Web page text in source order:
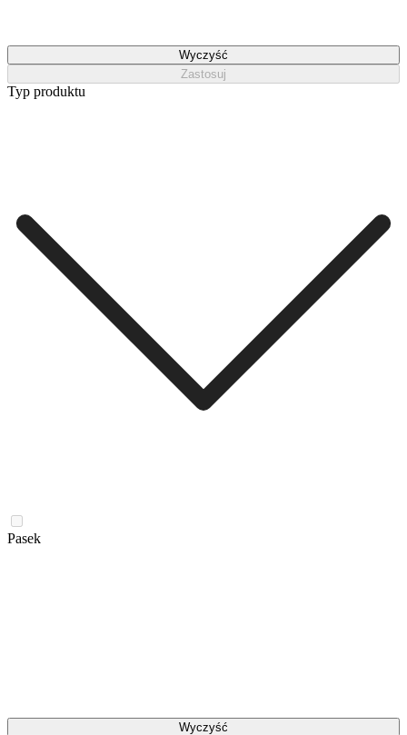
Wyczyść
Zastosuj
Typ produktu
Pasek
Wyczyść